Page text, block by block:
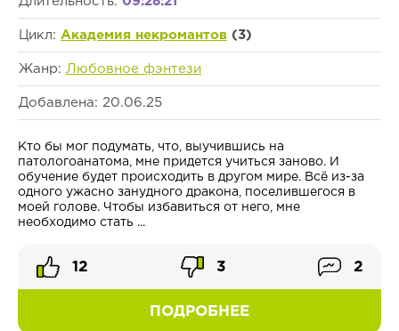
Цикл: Академия некромантов (3)
Жанр: Любовное фэнтези
Добавлена: 20.06.25
Кто бы мог подумать, что, выучившись на
патологоанатома, мне придется учиться заново. И
обучение будет происходить в другом мире. Всё из-за
одного ужасно занудного дракона, поселившегося в
моей голове. Чтобы избавиться от него, мне
необходимо стать ...
ПОДРОБНЕЕ
12 3 2